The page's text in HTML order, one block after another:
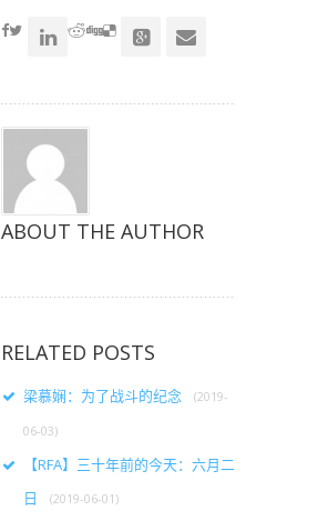
窗
口
窗
口
窗
口
ABOUT THE AUTHOR
RELATED POSTS
梁慕娴：为了战斗的纪念 (2019-
06-03)
【RFA】三十年前的今天：六月二
日
(2019-06-01)